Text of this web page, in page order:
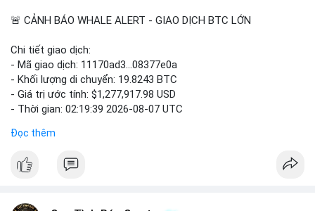
🚨 CẢNH BÁO WHALE ALERT - GIAO DỊCH BTC LỚN
Chi tiết giao dịch:
- Mã giao dịch: 11170ad3...08377e0a
- Khối lượng di chuyển: 19.8243 BTC
- Giá trị ước tính: $1,277,917.98 USD
- Thời gian: 02:19:39 2026-08-07 UTC
Khối lượng gần 20 BTC trị giá hơn 1.27 triệu USD được chuyển
đang tái cơ cấu danh mục. Với mức giá 64,462 USD, hành động
Đọc thêm